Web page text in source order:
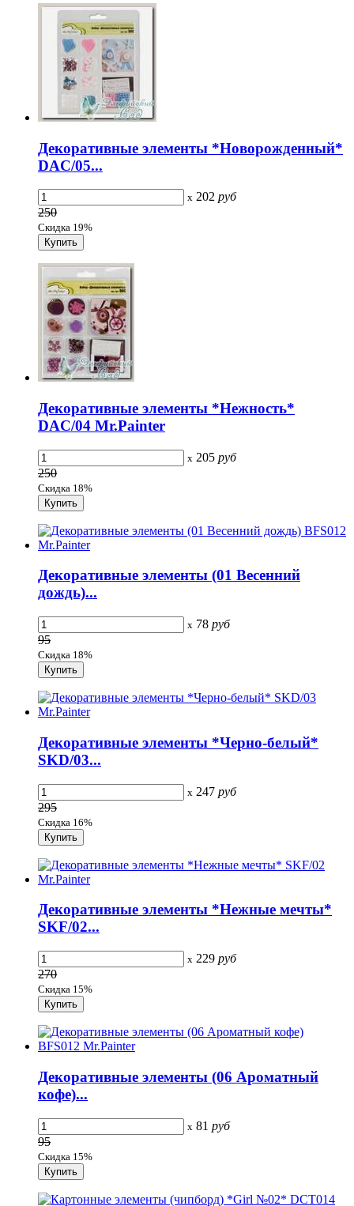
Декоративные элементы *Новорожденный*
DAC/05...
x 202 руб
250
Скидка 19%
Декоративные элементы *Нежность*
DAC/04 Mr.Painter
x 205 руб
250
Скидка 18%
Декоративные элементы (01 Весенний
дождь)...
x 78 руб
95
Скидка 18%
Декоративные элементы *Черно-белый*
SKD/03...
x 247 руб
295
Скидка 16%
Декоративные элементы *Нежные мечты*
SKF/02...
x 229 руб
270
Скидка 15%
Декоративные элементы (06 Ароматный
кофе)...
x 81 руб
95
Скидка 15%